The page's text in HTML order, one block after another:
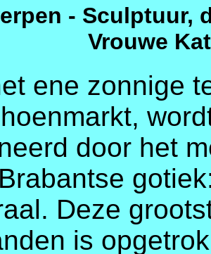
- Sculptuur,
Vrouwe
ene zonnige
door het
Deze
is